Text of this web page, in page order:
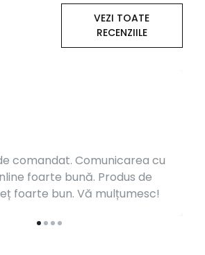
VEZI TOATE
RECENZIILE
comandat. Comunicarea cu
foarte bună. Produs de
foarte bun. Vă mulțumesc!